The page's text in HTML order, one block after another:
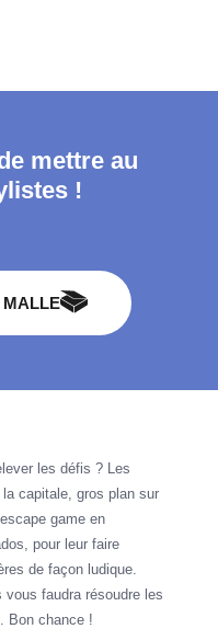
mettre au
!
MALLE
les défis ? Les
capitale, gros plan sur
game en
pour leur faire
de façon ludique.
faudra résoudre les
Bon chance !